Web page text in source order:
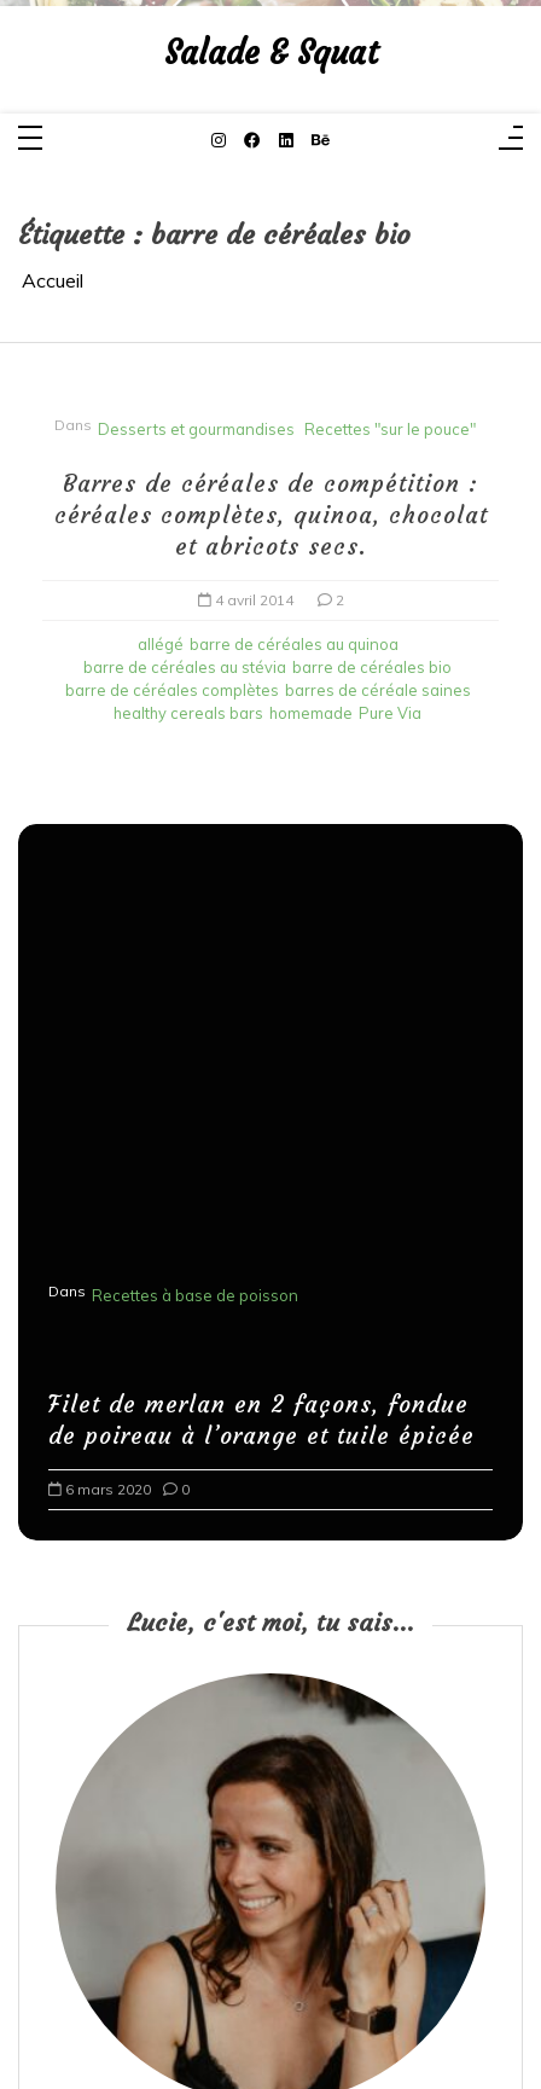
Aller
Salade & Squat
Étiquette : barre de céréales bio
Accueil
Dans Desserts et gourmandises Recettes "sur le pouce"
Barres de céréales de compétition :
céréales complètes, quinoa, chocolat
et abricots secs.
4 avril 2014 2
allégé barre de céréales au quinoa
barre de céréales au stévia barre de céréales bio
barre de céréales complètes barres de céréale saines
healthy cereals bars homemade Pure Via
Dans Recettes à base de poisson
Filet de merlan en 2 façons, fondue
de poireau à l’orange et tuile épicée
6 mars 2020 0
Lucie, c'est moi, tu sais...